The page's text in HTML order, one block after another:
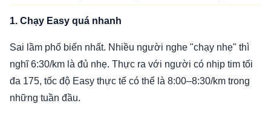
1. Chạy Easy quá nhanh
Sai lầm phổ biến nhất. Nhiều người nghe "chạy nhẹ" thì
nghĩ 6:30/km là đủ nhẹ. Thực ra với người có nhịp tim tối
đa 175, tốc độ Easy thực tế có thể là 8:00–8:30/km trong
những tuần đầu.